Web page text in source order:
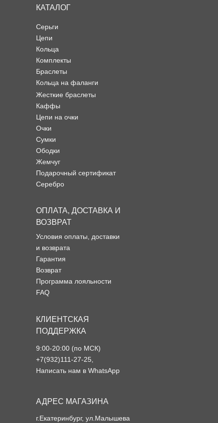
Серьги
Цепи
Кольца
Комплекты
Браслеты
Кольца на фаланги
Условия оплаты, доставки
и возврата
Гарантия
Возврат
Программа лояльности
FAQ
КАТАЛОГ
ОПЛАТА, ДОСТАВКА И
ВОЗВРАТ
КЛИЕНТСКАЯ
ПОДДЕРЖКА
Жесткие браслеты
Каффы
Цепи на очки
Очки
Сумки
Ободки
Жемчуг
Подарочный сертификат
Серебро
АДРЕС МАГАЗИНА
г.Екатеринбург, ул.Малышева
9:00-20:00 (по МСК)
+7(932)111-27-25,
Написать нам в WhatsApp